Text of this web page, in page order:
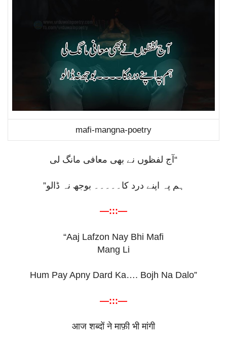
mafi-mangna-poetry
“آج لفظوں نے بھی معافی مانگ لی
ہم پہ اپنے درد کا۔۔۔۔۔ بوجھ نہ ڈالو”
—:::—
“Aaj Lafzon Nay Bhi Mafi
Mang Li
Hum Pay Apny Dard Ka…. Bojh Na Dalo”
—:::—
आज शब्दों ने माफ़ी भी मांगी